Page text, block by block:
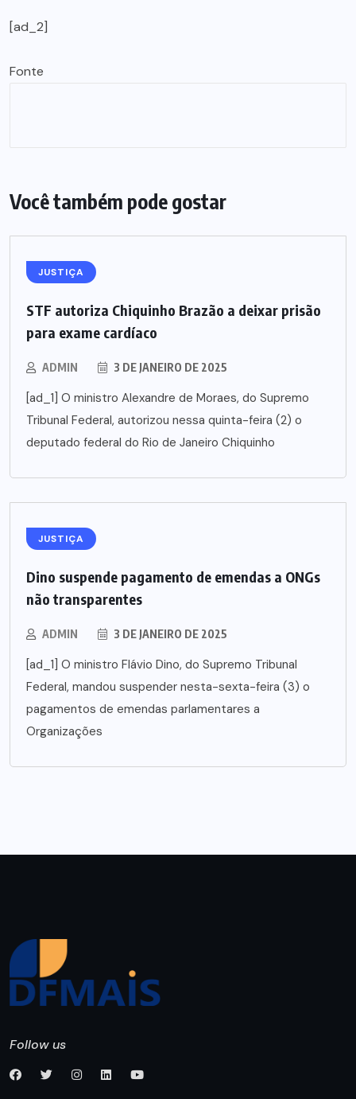
[ad_2]
Fonte
Você também pode gostar
JUSTIÇA
STF autoriza Chiquinho Brazão a deixar prisão
para exame cardíaco
ADMIN 3 DE JANEIRO DE 2025
[ad_1] O ministro Alexandre de Moraes, do Supremo
Tribunal Federal, autorizou nessa quinta-feira (2) o
deputado federal do Rio de Janeiro Chiquinho
JUSTIÇA
Dino suspende pagamento de emendas a ONGs
não transparentes
ADMIN 3 DE JANEIRO DE 2025
[ad_1] O ministro Flávio Dino, do Supremo Tribunal
Federal, mandou suspender nesta-sexta-feira (3) o
pagamentos de emendas parlamentares a
Organizações
Follow us